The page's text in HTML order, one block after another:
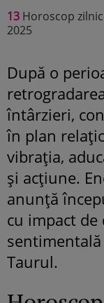
13 Horoscop
2025
După o
întârzieri,
în plan
vibrația,
și acțiune.
anunță
cu impact
Taurul.